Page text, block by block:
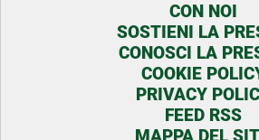
CON NOI
SOSTIENI LA
CONOSCI LA
COOKIE
PRIVACY
FEED RSS